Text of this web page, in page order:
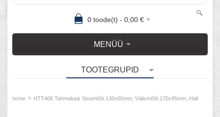
0toode(t) - 0,00€
MENÜÜ
TOOTEGRUPID
home » HTT406 Tahmaluuk Sisemõõt:130x65mm, Välismõõt:170x95mm, Hall